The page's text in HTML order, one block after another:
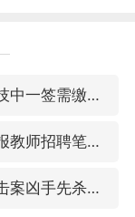
宇树科技中一签需缴款7.54万元
官方通报教师招聘笔试前13名被淘汰
泰国枪击案凶手先杀祖父母后行凶